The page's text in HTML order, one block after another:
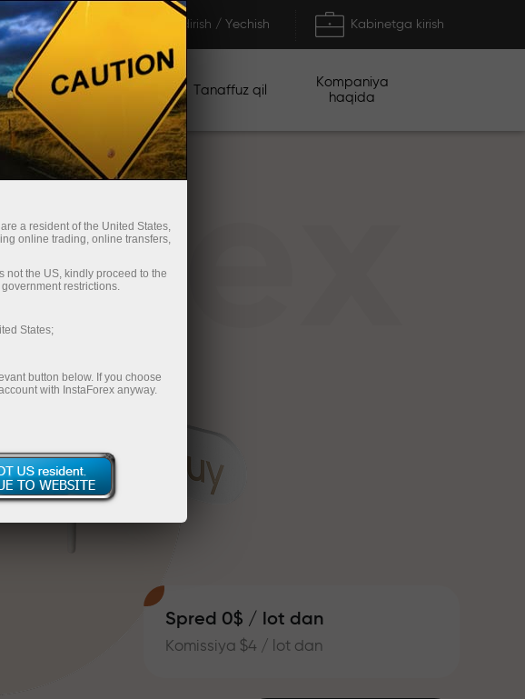
platformasi To'ldirish / Yechish Kabinetga kirish
Promoaksiyalar Tanaffuz qil
Kompaniya
haqida
Spred 0$ / lot dan
Komissiya $4 / lot dan
a resident of the United States,
online trading, online transfers,
not the US, kindly proceed to the
restrictions.
States;
button below. If you choose
with InstaForex anyway.